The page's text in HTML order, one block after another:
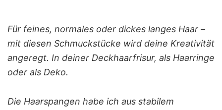
Für feines, normales oder dickes langes Haar –
mit diesen Schmuckstücke wird deine Kreativität
angeregt. In deiner Deckhaarfrisur, als Haarringe
oder als Deko.
Die Haarspangen habe ich aus stabilem